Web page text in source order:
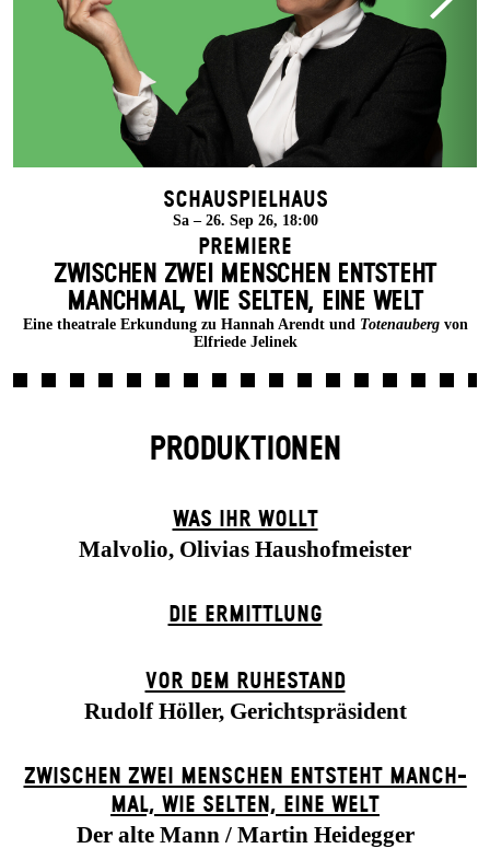
Schauspielhaus
Sa – 26. Sep 26, 18:00
Premiere
ZWISCHEN ZWEI MENSCHEN ENT­STEHT
MANCH­MAL, WIE SELTEN, EINE WELT
Eine theatrale Erkundung zu Hannah Arendt und Totenaubergvon
Elfriede Jelinek
PRODUKTIONEN
WAS IHR WOLLT
Malvolio, Olivias Haushofmeister
DIE ERMITTLUNG
VOR DEM RUHESTAND
Rudolf Höller, Gerichtspräsident
ZWISCHEN ZWEI MENSCHEN ENT­STEHT MANCH­
MAL, WIE SELTEN, EINE WELT
Der alte Mann / Martin Heidegger